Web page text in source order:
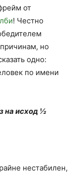
от
! Честно
но
одно:
по имени
на исход ½
нестабилен,